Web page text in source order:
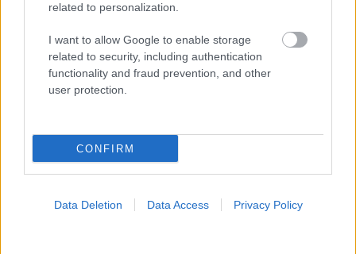
related to personalization.
I want to allow Google to enable storage
related to security, including authentication
functionality and fraud prevention, and other
user protection.
CONFIRM
Data Deletion Data Access Privacy Policy